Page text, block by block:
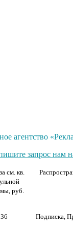
агентство
запрос нам
см. кв.
руб.
36 Подписка,